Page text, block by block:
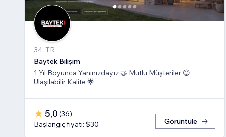
34, TR
Baytek Bilişim
1 Yıl Boyunca Yanınızdayız 🤝 Mutlu Müşteriler 😊
Ulaşılabilir Kalite 🌟
5,0 (36)
Başlangıç fiyatı: $30
Görüntüle